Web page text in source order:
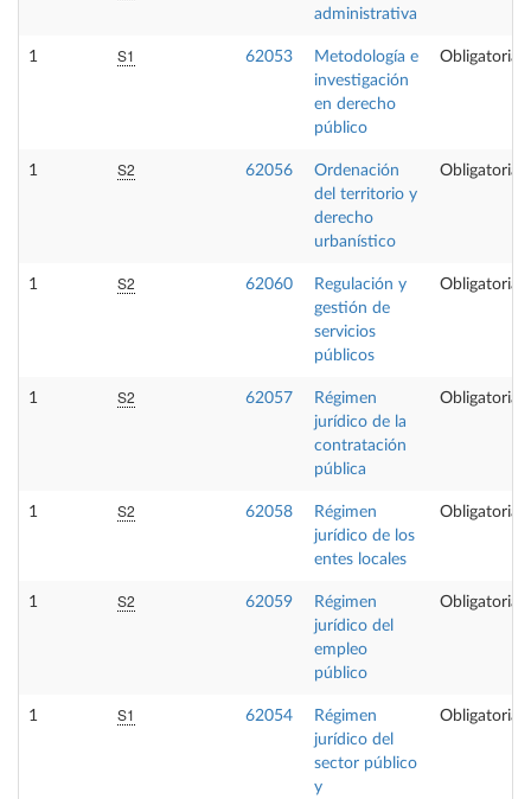
administrativa
1 S1 62053
Metodología e
investigación
en derecho
público
Obligatoria
1 S2 62056
Ordenación
del territorio y
derecho
urbanístico
Obligatoria
1 S2 62060
Regulación y
gestión de
servicios
públicos
Obligatoria
1 S2 62057
Régimen
jurídico de la
contratación
pública
Obligatoria
1 S2 62058
Régimen
jurídico de los
entes locales
Obligatoria
1 S2 62059
Régimen
jurídico del
empleo
público
Obligatoria
1 S1 62054
Régimen
jurídico del
sector público
y
Obligatoria